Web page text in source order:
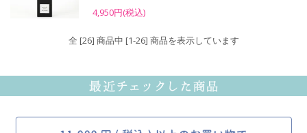
4,950円(税込)
全 [26] 商品中 [1-26] 商品を表示しています